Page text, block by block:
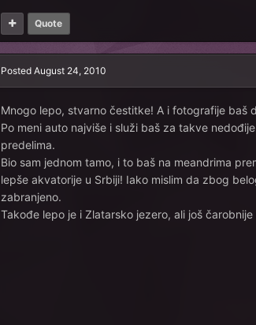
Quote
PostedAugust 24, 2010
Mnogo lepo, stvarno čestitke! A i fotografije baš
Po meni auto najviše i služi baš za takve
predelima.
Bio sam jednom tamo, i to baš na meandrima
lepše akvatorije u Srbiji! Iako mislim da zbog
zabranjeno.
Takođe lepo je i Zlatarsko jezero, ali još